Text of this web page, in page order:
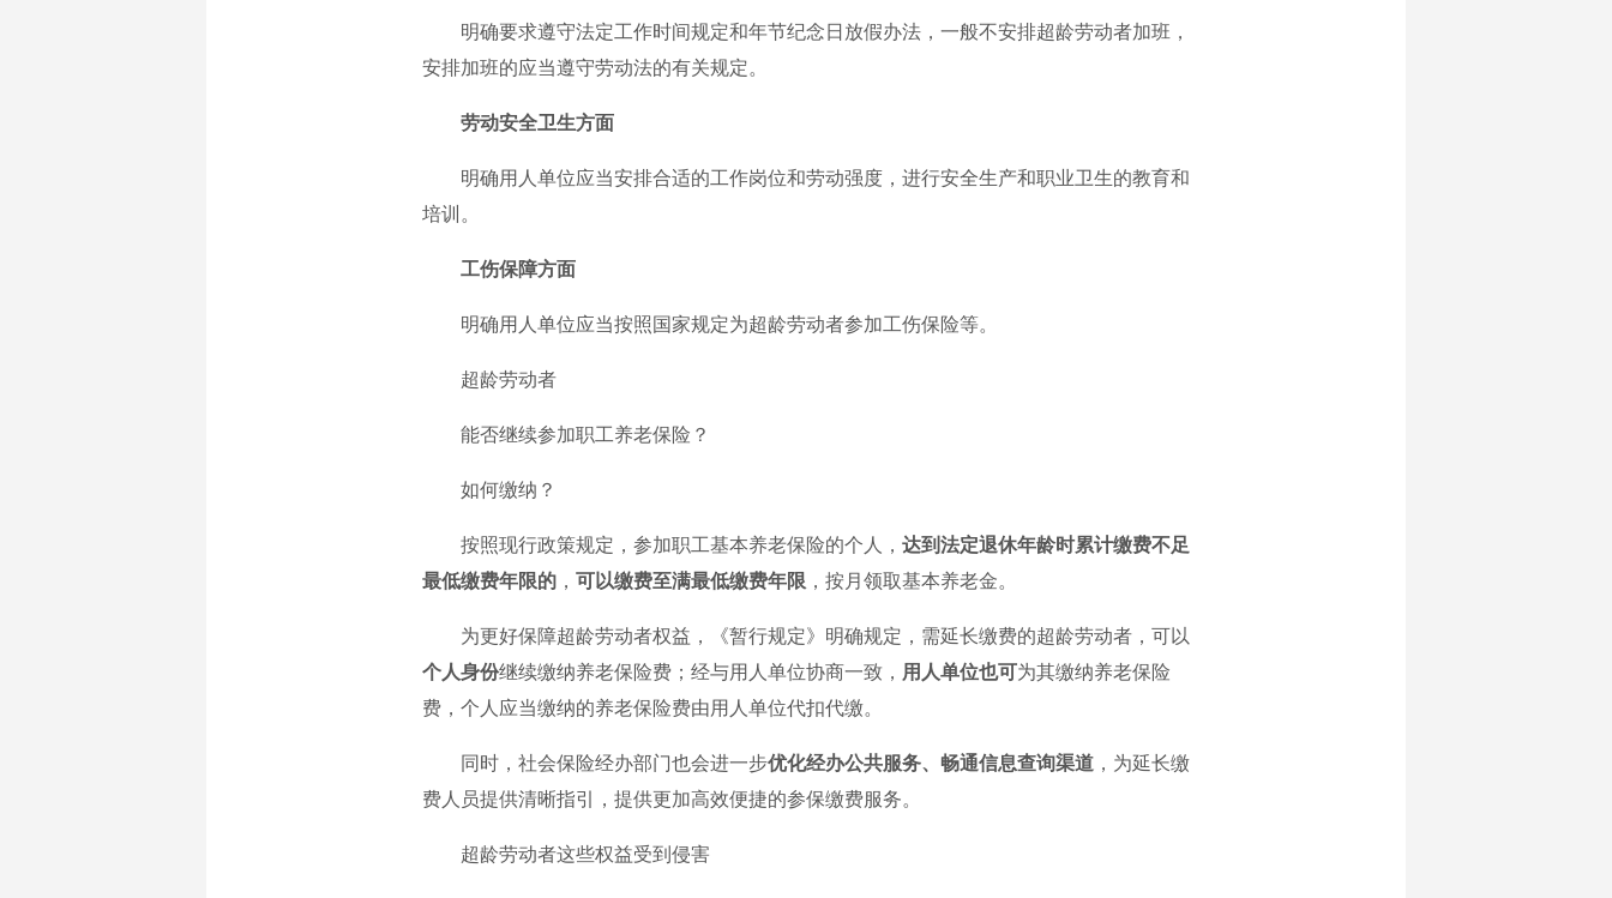
明确要求遵守法定工作时间规定和年节纪念日放假办法，一般不安排超龄劳动者加班，
安排加班的应当遵守劳动法的有关规定。
劳动安全卫生方面
明确用人单位应当安排合适的工作岗位和劳动强度，进行安全生产和职业卫生的教育和
培训。
工伤保障方面
明确用人单位应当按照国家规定为超龄劳动者参加工伤保险等。
超龄劳动者
能否继续参加职工养老保险？
如何缴纳？
按照现行政策规定，参加职工基本养老保险的个人， 达到法定退休年龄时累计缴费不足
最低缴费年限的 ， 可以缴费至满最低缴费年限 ，按月领取基本养老金。
为更好保障超龄劳动者权益，《暂行规定》明确规定，需延长缴费的超龄劳动者，可以
个人身份继续缴纳养老保险费；经与用人单位协商一致， 用人单位也可为其缴纳养老保险
费，个人应当缴纳的养老保险费由用人单位代扣代缴。
同时，社会保险经办部门也会进一步优化经办公共服务、畅通信息查询渠道 ，为延长缴
费人员提供清晰指引，提供更加高效便捷的参保缴费服务。
超龄劳动者这些权益受到侵害